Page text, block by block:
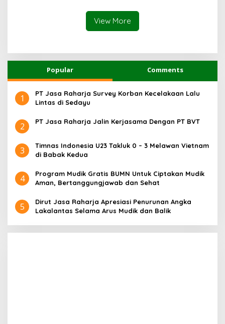
View More
Popular Comments
1
PT Jasa Raharja Survey Korban Kecelakaan Lalu
Lintas di Sedayu
2 PT Jasa Raharja Jalin Kerjasama Dengan PT BVT
3
Timnas Indonesia U23 Takluk 0 – 3 Melawan Vietnam
di Babak Kedua
4
Program Mudik Gratis BUMN Untuk Ciptakan Mudik
Aman, Bertanggungjawab dan Sehat
5
Dirut Jasa Raharja Apresiasi Penurunan Angka
Lakalantas Selama Arus Mudik dan Balik